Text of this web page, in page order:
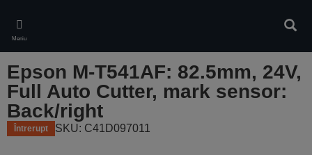
main
content
Meniu
Epson M-T541AF: 82.5mm, 24V,
Full Auto Cutter, mark sensor:
Back/right
Întrerupt SKU: C41D097011